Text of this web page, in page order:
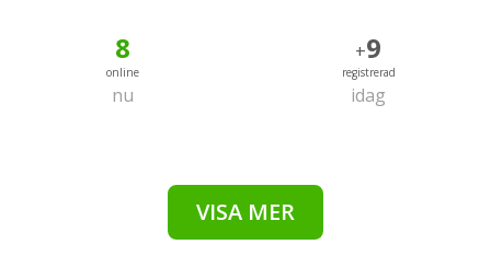
8
online
nu
+9
registrerad
idag
VISA MER